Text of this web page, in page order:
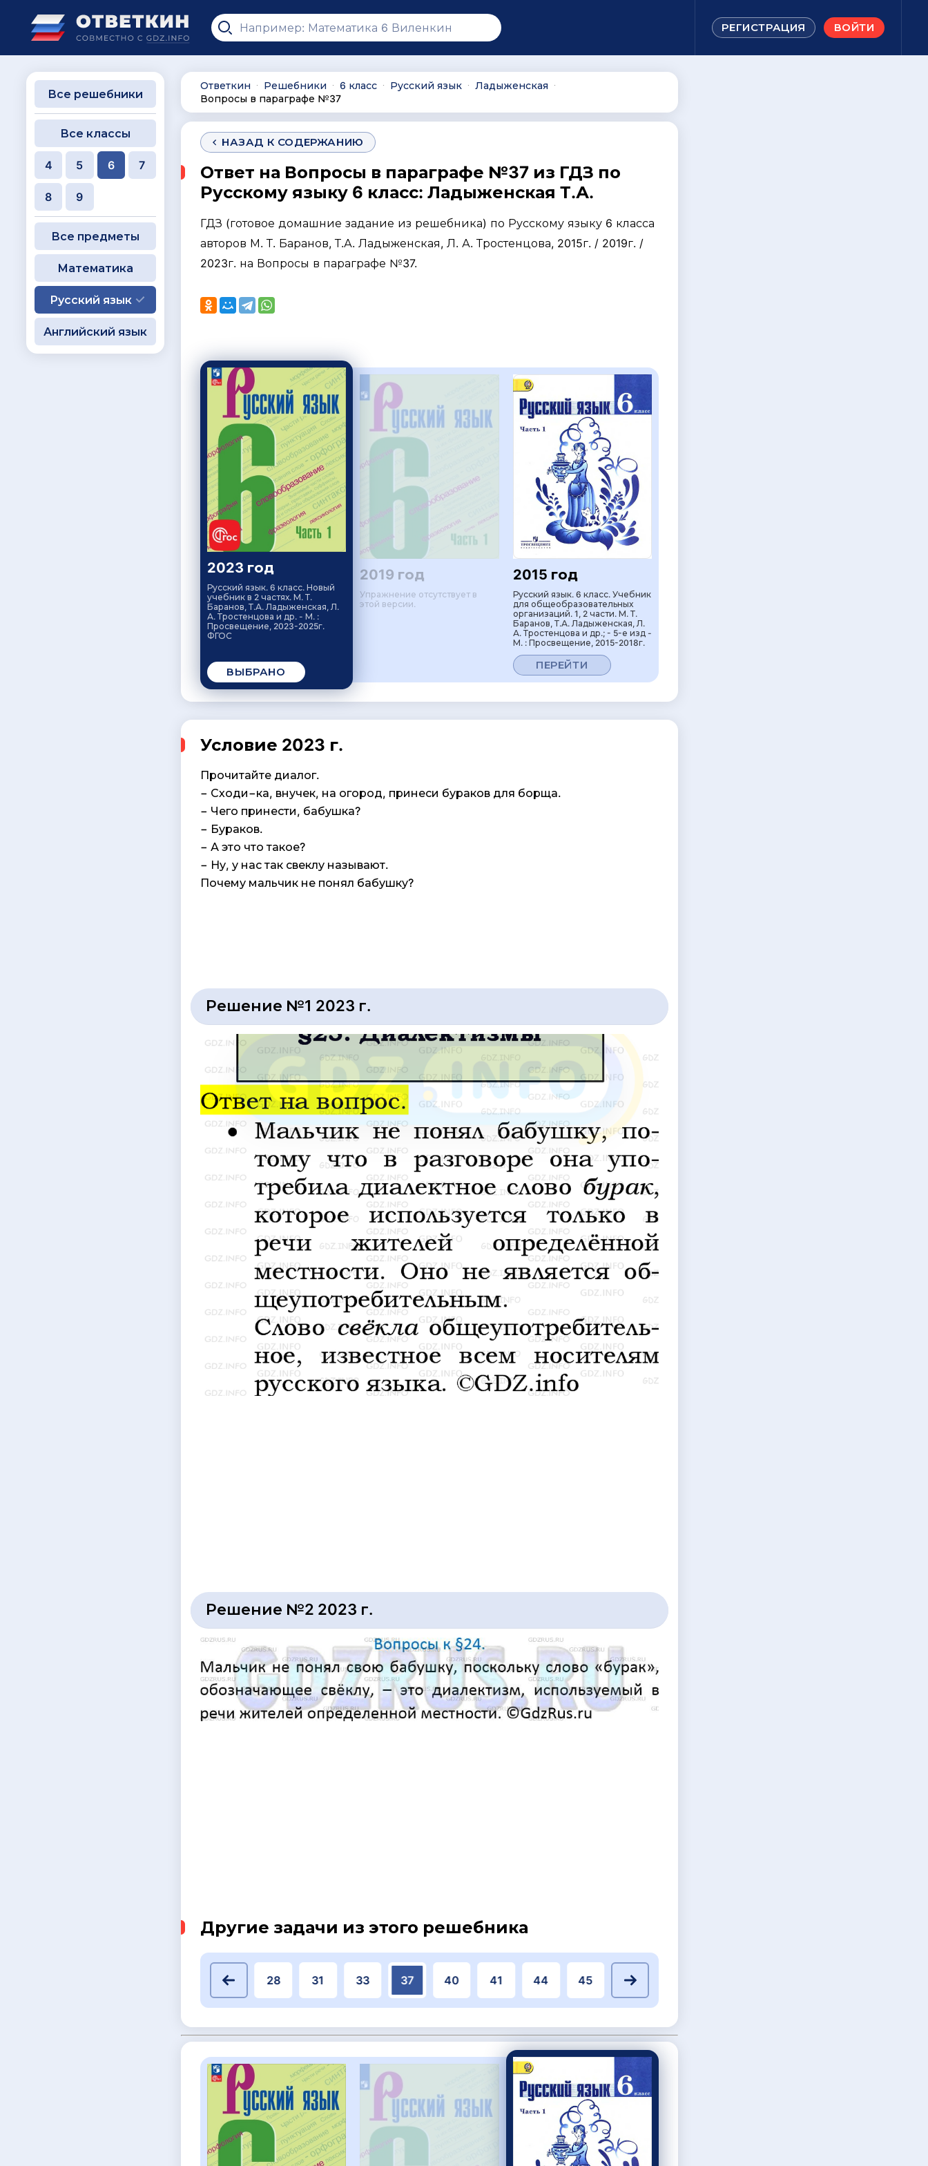
РЕГИСТРАЦИЯ ВОЙТИ
Ответкин ∙ Решебники ∙ 6 класс ∙ Русский язык ∙ Ладыженская ∙
Вопросы в параграфе №37
НАЗАД К СОДЕРЖАНИЮ
Ответ на Вопросы в параграфе №37 из ГДЗ по
Русскому языку 6 класс: Ладыженская Т.А.
ГДЗ (готовое домашние задание из решебника) по Русскому языку 6 класса
авторов М. Т. Баранов, Т.А. Ладыженская, Л. А. Тростенцова, 2015г. / 2019г. /
2023г. на Вопросы в параграфе №37.
2023 год
Русский язык. 6 класс. Новый
учебник в 2 частях. М. Т.
Баранов, Т.А. Ладыженская, Л.
А. Тростенцова и др. - М. :
Просвещение, 2023-2025г.
ФГОС
ВЫБРАНО
2019 год
Упражнение отсутствует в
этой версии.
2015 год
Русский язык. 6 класс. Учебник
для общеобразовательных
организаций. 1, 2 части. М. Т.
Баранов, Т.А. Ладыженская, Л.
А. Тростенцова и др.; - 5-е изд -
М. : Просвещение, 2015-2018г.
ПЕРЕЙТИ
Условие 2023 г.
Прочитайте диалог.
− Сходи−ка, внучек, на огород, принеси бураков для борща.
− Чего принести, бабушка?
− Бураков.
− А это что такое?
− Ну, у нас так свеклу называют.
Почему мальчик не понял бабушку?
Решение №1 2023 г.
Решение №2 2023 г.
Другие задачи из этого решебника
20 28 31 33 37 40 41 44 45 47
Все решебники
Все классы
4 5 6 7
8 9
Все предметы
Математика
Русский язык
Английский язык